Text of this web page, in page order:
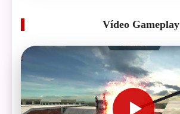
Vídeo Gameplay